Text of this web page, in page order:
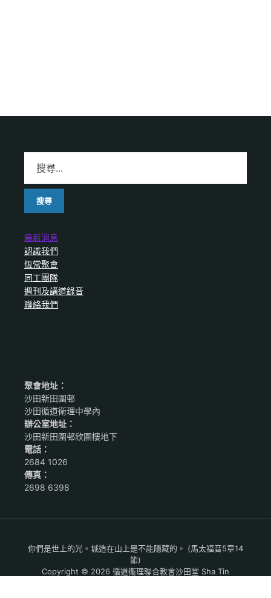
最新消息
認識我們
恆常聚會
同工團隊
週刊及講道錄音
聯絡我們
聚會地址：
沙田新田圍邨
沙田循道衛理中學內
辦公室地址：
沙田新田圍邨欣圍樓地下
電話：
2684 1026
傳真：
2698 6398
你們是世上的光。城造在山上是不能隱藏的。 (馬太福音5章14
節)
Copyright © 2026 循道衞理聯合教會沙田堂 Sha Tin